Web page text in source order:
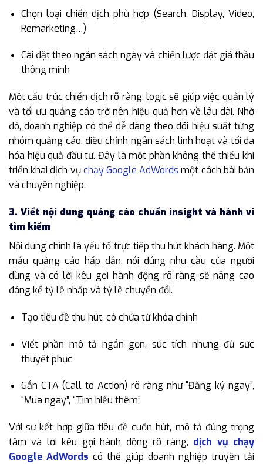
Chọn loại chiến dịch phù hợp (Search, Display, Video,
Remarketing…)
Cài đặt theo ngân sách ngày và chiến lược đặt giá thầu
thông minh
Một cấu trúc chiến dịch rõ ràng, logic sẽ giúp việc quản lý
và tối ưu quảng cáo trở nên hiệu quả hơn về lâu dài. Nhờ
đó, doanh nghiệp có thể dễ dàng theo dõi hiệu suất từng
nhóm quảng cáo, điều chỉnh ngân sách linh hoạt và tối đa
hóa hiệu quả đầu tư. Đây là một phần không thể thiếu khi
triển khai dịch vụchạy Google AdWords một cách bài bản
và chuyên nghiệp.
3. Viết nội dung quảng cáo chuẩn insight và hành vi
tìm kiếm
Nội dung chính là yếu tố trực tiếp thu hút khách hàng. Một
mẫu quảng cáo hấp dẫn, nói đúng nhu cầu của người
dùng và có lời kêu gọi hành động rõ ràng sẽ nâng cao
đáng kể tỷ lệ nhấp và tỷ lệ chuyển đổi.
Tạo tiêu đề thu hút, có chứa từ khóa chính
Viết phần mô tả ngắn gọn, súc tích nhưng đủ sức
thuyết phục
Gắn CTA (Call to Action) rõ ràng như “Đăng ký ngay”,
“Mua ngay”, “Tìm hiểu thêm”
Với sự kết hợp giữa tiêu đề cuốn hút, mô tả đúng trọng
tâm và lời kêu gọi hành động rõ ràng, dịch vụ chạy
Google AdWords có thể giúp doanh nghiệp truyền tải